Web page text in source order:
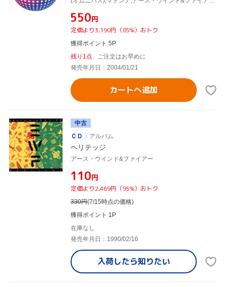
¥550円
定価より3,190円（85%）おトク
獲得ポイント 5P
残り1点
ご注文はお早めに
発売年月日：2004/01/21
カートへ追加
中古
ＣＤ
アルバム
ヘリテッジ
アース・ウインド&ファイアー
¥110円
定価より2,469円（95%）おトク
330円(7/15時点の価格)
獲得ポイント 1P
在庫なし
発売年月日：1990/02/16
入荷したら知りたい